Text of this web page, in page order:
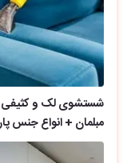
شستشوی لک و کثیفی
مبلمان + انواع جنس